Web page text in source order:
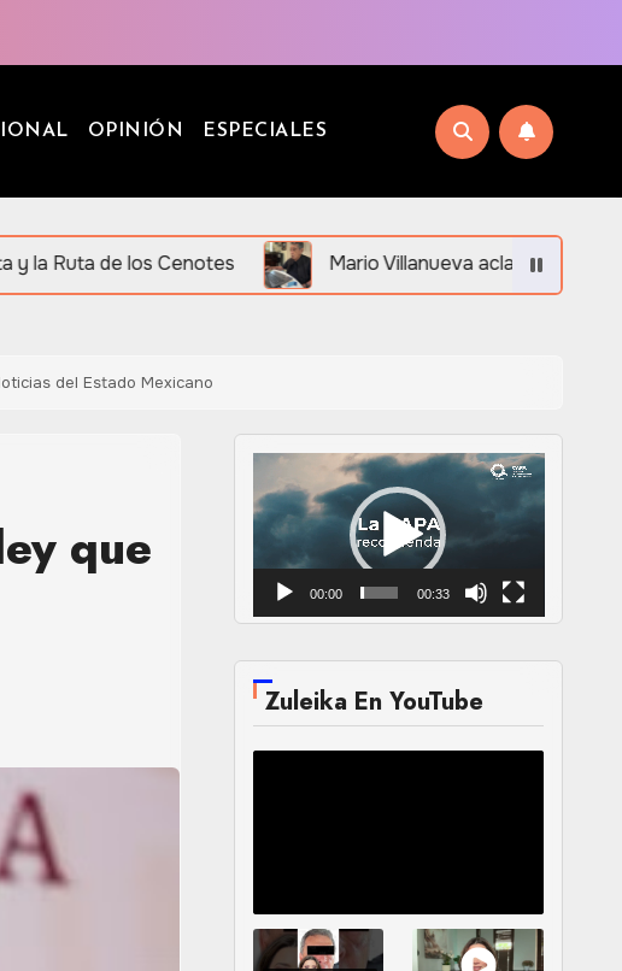
OPINIÓN ESPECIALES
los Cenotes Mario Villanueva aclara su situación legal
del Estado Mexicano
que
Reproductor
de
vídeo
00:00 00:33
Zuleika En YouTube